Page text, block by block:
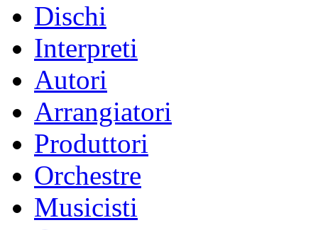
Dischi
Interpreti
Autori
Arrangiatori
Produttori
Orchestre
Musicisti